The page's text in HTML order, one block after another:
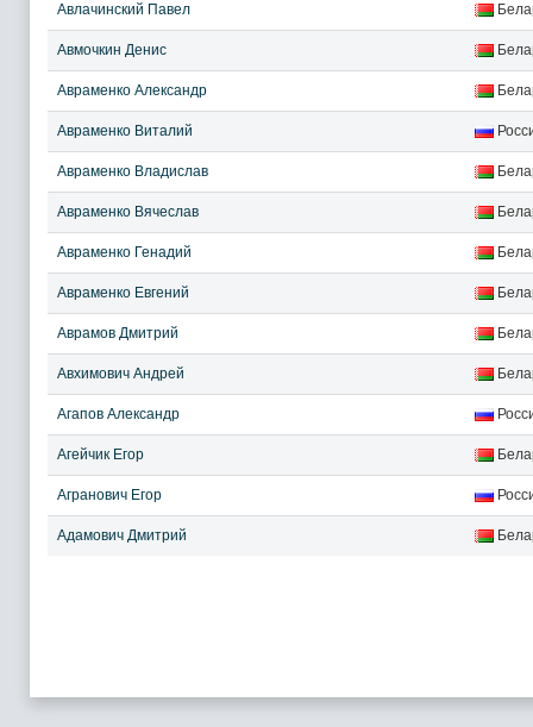
Авлачинский Павел
Авмочкин Денис
Авраменко Александр
Авраменко Виталий
Авраменко Владислав
Авраменко Вячеслав
Авраменко Генадий
Авраменко Евгений
Аврамов Дмитрий
Авхимович Андрей
Агапов Александр
Агейчик Егор
Агранович Егор
Адамович Дмитрий